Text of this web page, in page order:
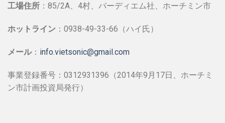
工場住所 ：85/2A、4村、バーディエム社、ホーチミン市
ホットライン ：0938-49-33-66（ハイ氏）
メール： info.vietsonic@gmail.com
事業登録番号：0312931396（2014年9月17日、ホーチミ
ン市計画投資局発行）